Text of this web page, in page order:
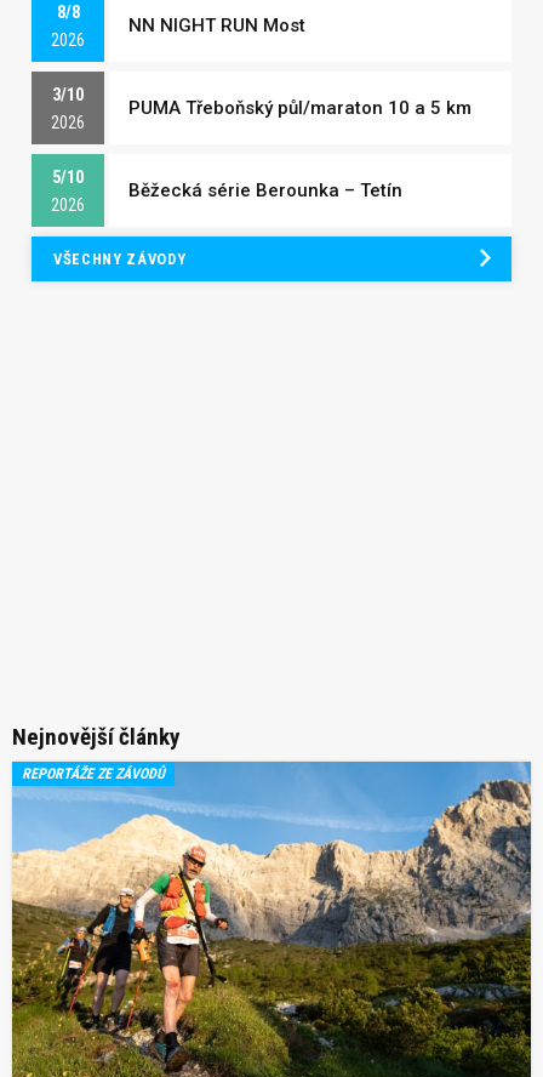
8/8
2026
NN NIGHT RUN Most
3/10
2026
PUMA Třeboňský půl/maraton 10 a 5 km
5/10
2026
Běžecká série Berounka – Tetín
VŠECHNY ZÁVODY
Nejnovější články
REPORTÁŽE ZE ZÁVODŮ